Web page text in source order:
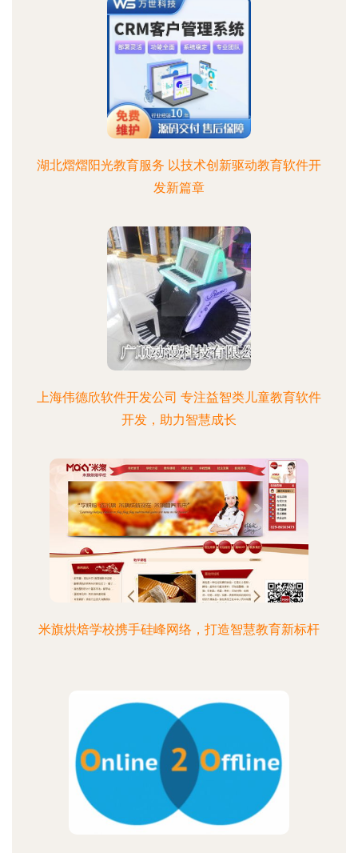
湖北熠熠阳光教育服务 以技术创新驱动教育软件开
发新篇章
上海伟德欣软件开发公司 专注益智类儿童教育软件
开发，助力智慧成长
米旗烘焙学校携手硅峰网络，打造智慧教育新标杆